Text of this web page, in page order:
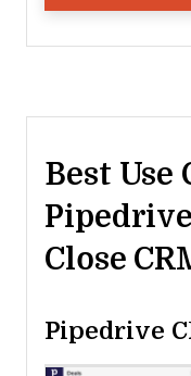
Best Use
Close
Pipedrive